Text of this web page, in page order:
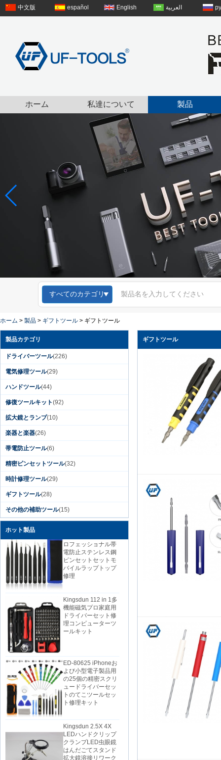
中文版 español English العربية
ホーム 私達について 製品
すべてのカテゴリ
ホーム > 製品 > ギフトツール > ギフトツール
製品カテゴリ
ドライバーツール(226)
電気修理ツール(29)
ハンドツール(44)
修復ツールキット(92)
拡大鏡とランプ(10)
楽器と楽器(26)
帯電防止ツール(6)
精密ピンセットツール(32)
時計修理ツール(29)
ギフトツール(28)
その他の補助ツール(15)
ホット製品
ップコンピュータ携
Kingsdun 2019 DIY
家庭用電話PCカメラ
電池充電電動ドライ
電防止ステンレス鋼
ピンセットセットモ
バイルラップトップ
修理
機能磁気プロ家庭用
ドライバーセット修
理コンピューターツ
ールキット
よび小型電子製品用
の25個の精密スクリ
ュードライバーセッ
トのてこツールセッ
ト修理キット
LEDハンドクリップ
クランプLED虫眼鏡
はんだごてスタンド
拡大鏡溶接リワーク
修理ホルダーツール
ギフトツール